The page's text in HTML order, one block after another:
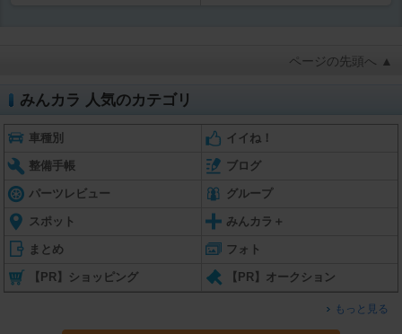
ページの先頭へ ▲
みんカラ 人気のカテゴリ
車種別 イイね！
整備手帳 ブログ
パーツレビュー グループ
スポット みんカラ＋
まとめ フォト
【PR】ショッピング 【PR】オークション
もっと見る